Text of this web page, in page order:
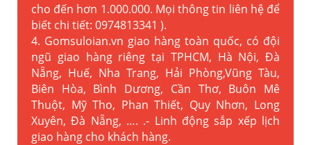
cho đến hơn 1.000.000. Mọi thông tin liên hệ để
biết chi tiết: 0974813341 ).
4. Gomsuloian.vn giao hàng toàn quốc, có đội
ngũ giao hàng riêng tại TPHCM, Hà Nội, Đà
Nẵng, Huế, Nha Trang, Hải Phòng,Vũng Tàu,
Biên Hòa, Bình Dương, Cần Thơ, Buôn Mê
Thuột, Mỹ Tho, Phan Thiết, Quy Nhơn, Long
Xuyên, Đà Nẵng, …. .- Linh động sắp xếp lịch
giao hàng cho khách hàng.